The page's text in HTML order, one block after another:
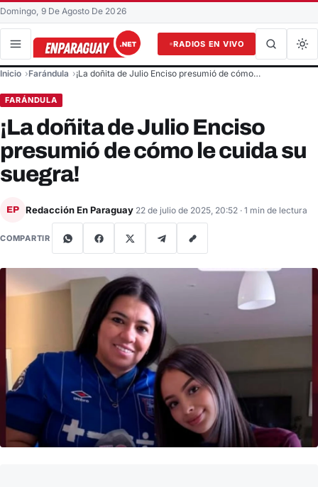
Domingo, 9 De Agosto De 2026
RADIOS EN VIVO
Buscar en el sitio
Inicio Farándula ¡La doñita de Julio Enciso presumió de cómo…
FARÁNDULA
¡La doñita de Julio Enciso
presumió de cómo le cuida su
suegra!
EP Redacción En Paraguay 22 de julio de 2025, 20:52 · 1 min de lectura
COMPARTIR